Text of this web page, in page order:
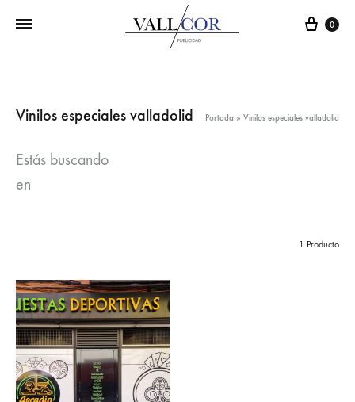
Carro
0
Vinilos especiales valladolid Portada » Vinilos especiales valladolid
Estás buscando
en
1 Producto